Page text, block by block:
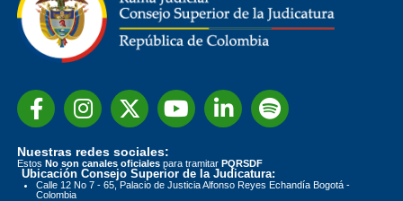
Nuestras redes sociales:
Estos No son canales oficiales para tramitar PQRSDF
Ubicación Consejo Superior de la Judicatura:
Calle 12 No 7 - 65, Palacio de Justicia Alfonso Reyes Echandía Bogotá -
Colombia